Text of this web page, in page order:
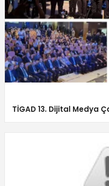
TİGAD 13. Dijital Medya